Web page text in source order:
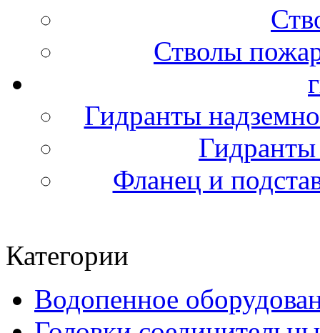
Стволы
Гидранты
Фланец и
Категории
Водопенное